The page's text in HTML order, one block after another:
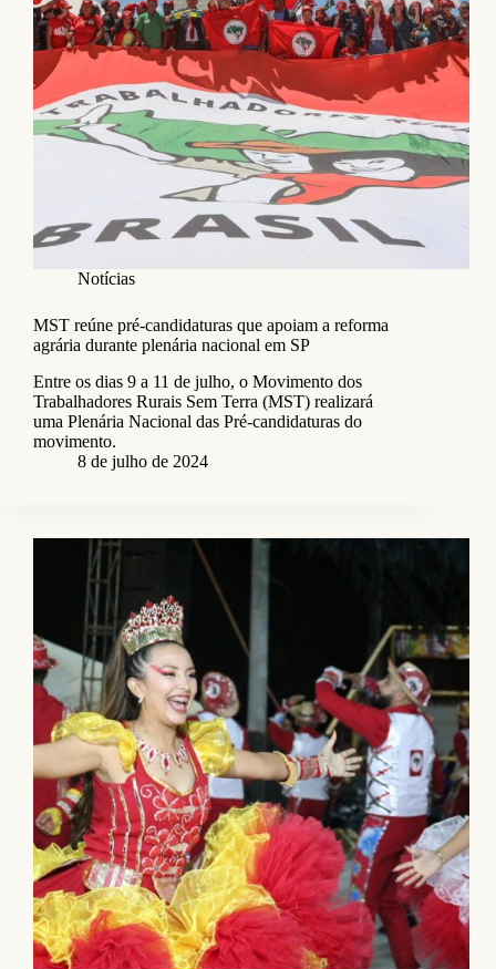
Notícias
MST reúne pré-candidaturas que apoiam a reforma
agrária durante plenária nacional em SP
Entre os dias 9 a 11 de julho, o Movimento dos
Trabalhadores Rurais Sem Terra (MST) realizará
uma Plenária Nacional das Pré-candidaturas do
movimento.
8 de julho de 2024